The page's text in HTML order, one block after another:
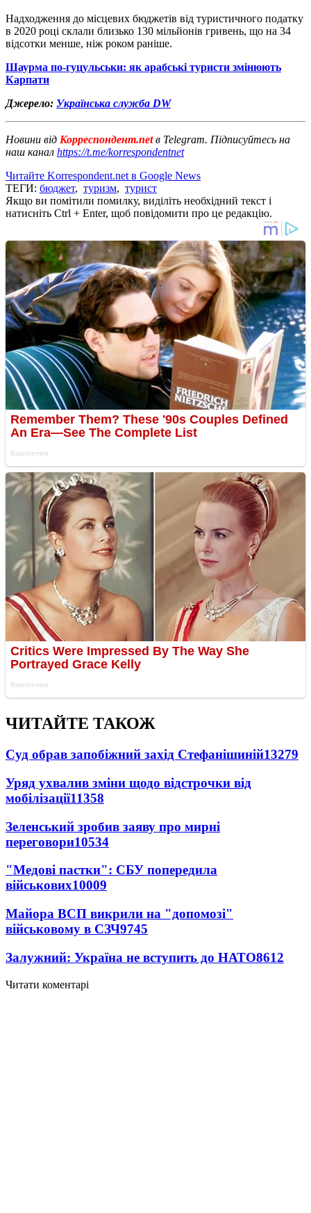
Надходження до місцевих бюджетів від туристичного податку
в 2020 році склали близько 130 мільйонів гривень, що на 34
відсотки менше, ніж роком раніше.
Шаурма по-гуцульськи: як арабські туристи змінюють
Карпати
Джерело: Українська служба DW
Новини від Корреспондент.netв Telegram. Підписуйтесь на
наш канал https://t.me/korrespondentnet
Читайте Korrespondent.net в Google News
ТЕГИ: бюджет, туризм, турист
Якщо ви помітили помилку, виділіть необхідний текст і
натисніть Ctrl + Enter, щоб повідомити про це редакцію.
ЧИТАЙТЕ ТАКОЖ
Суд обрав запобіжний захід Стефанішиній13279
Уряд ухвалив зміни щодо відстрочки від
мобілізації11358
Зеленський зробив заяву про мирні
переговори10534
"Медові пастки": СБУ попередила
військових10009
Майора ВСП викрили на "допомозі"
військовому в СЗЧ9745
Залужний: Україна не вступить до НАТО8612
Читати коментарі